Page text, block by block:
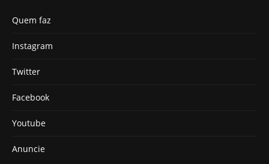
Quem faz
Instagram
Twitter
Facebook
Youtube
Anuncie